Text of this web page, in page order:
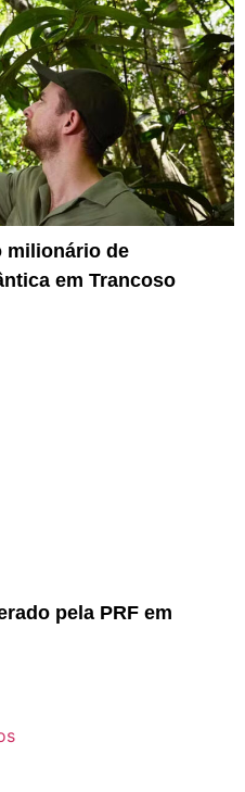
milionário de
em Trancoso
pela PRF em